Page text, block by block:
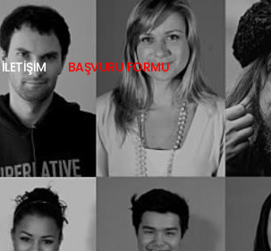
İLETİŞİM BAŞVURU FORMU